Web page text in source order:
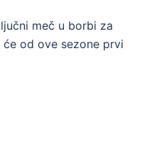
meč u borbi za
će od ove sezone prvi